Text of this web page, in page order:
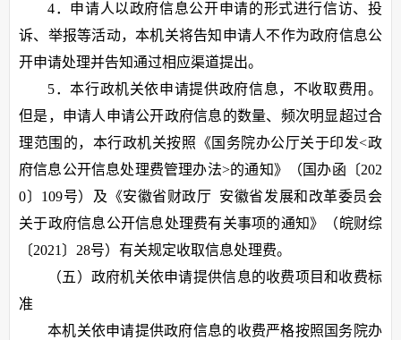
4．申请人以政府信息公开申请的形式进行信访、投
诉、举报等活动，本机关将告知申请人不作为政府信息公
开申请处理并告知通过相应渠道提出。
5．本行政机关依申请提供政府信息，不收取费用。
但是，申请人申请公开政府信息的数量、频次明显超过合
理范围的，本行政机关按照《国务院办公厅关于印发<政
府信息公开信息处理费管理办法>的通知》（国办函〔202
0〕109号）及《安徽省财政厅 安徽省发展和改革委员会
关于政府信息公开信息处理费有关事项的通知》（皖财综
〔2021〕28号）有关规定收取信息处理费。
（五）政府机关依申请提供信息的收费项目和收费标
准
本机关依申请提供政府信息的收费严格按照国务院办